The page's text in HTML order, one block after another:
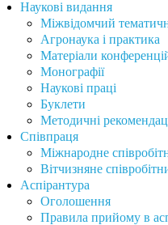
Наукові видання
Міжвідомчий
Агронаука і практика
Матеріали
Монографії
Наукові праці
Буклети
Методичні
Співпраця
Міжнародне
Вітчизняне
Аспірантура
Оголошення
Правила прийому в